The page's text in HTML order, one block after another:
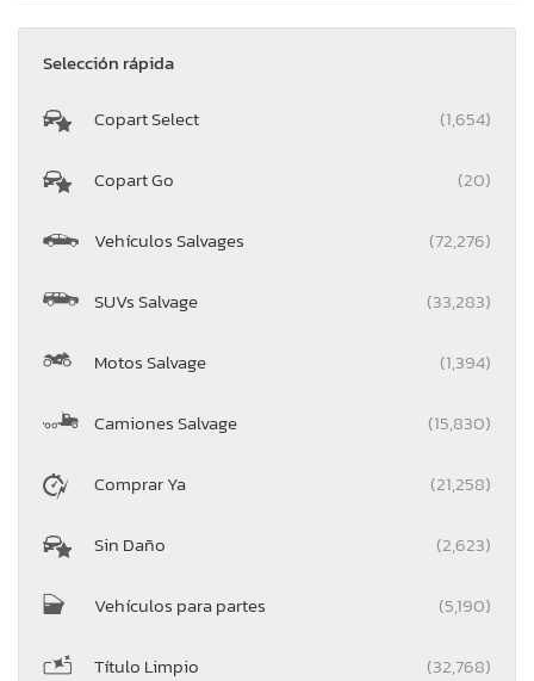
Selección rápida
Copart Select (1,654)
Copart Go (20)
Vehículos Salvages (72,276)
SUVs Salvage (33,283)
Motos Salvage (1,394)
Camiones Salvage (15,830)
Comprar Ya (21,258)
Sin Daño (2,623)
Vehículos para partes (5,190)
Título Limpio (32,768)